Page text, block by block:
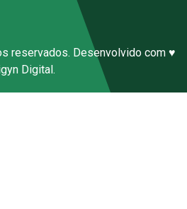
reservados. Desenvolvido com ♥
Digital.